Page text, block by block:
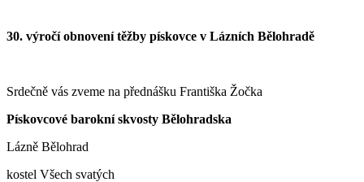
30. výročí obnovení těžby pískovce v Lázních Bělohradě
Srdečně vás zveme na přednášku Františka Žočka
Pískovcové barokní skvosty Bělohradska
Lázně Bělohrad
kostel Všech svatých